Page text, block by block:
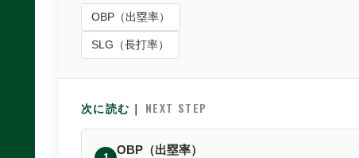
OBP（出塁率）
SLG（長打率）
次に読む｜ NEXT STEP
OBP（出塁率）